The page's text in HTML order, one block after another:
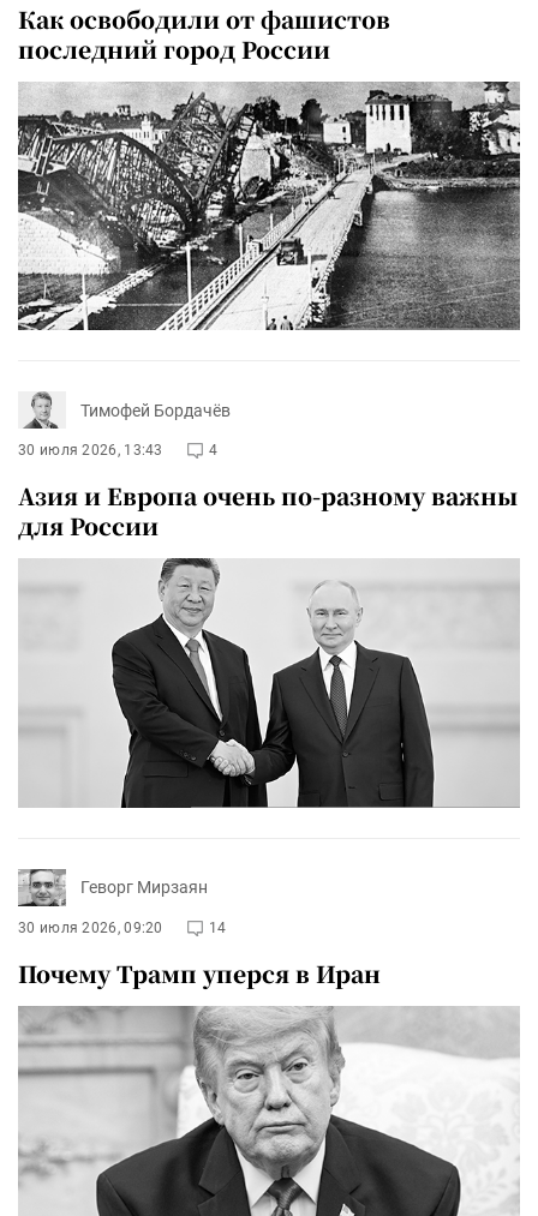
Как освободили от фашистов
последний город России
Тимофей Бордачёв
30 июля 2026, 13:43 4
Азия и Европа очень по-разному важны
для России
Геворг Мирзаян
30 июля 2026, 09:20 14
Почему Трамп уперся в Иран